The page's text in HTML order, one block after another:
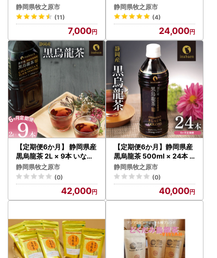
ン茶 いなば園
静岡県牧之原市
(11)
7,000
園 黒烏龍茶
静岡県牧之原市
(4)
24,000
【定期便6か月】 静岡県産
黒烏龍茶 2L × 9本 いなば
園 黒烏龍茶
静岡県牧之原市
(0)
42,000
【定期便6か月】静岡県産
黒烏龍茶 500ml × 24本
いなば園 黒烏龍茶
静岡県牧之原市
(0)
40,000